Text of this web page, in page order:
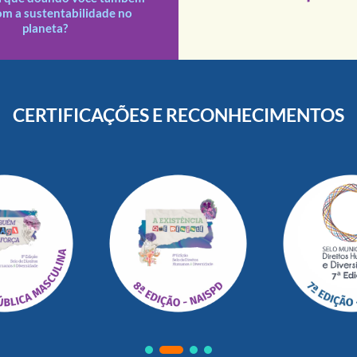
a sustentabilidade no
planeta?
doações recebidas são
CERTIFICAÇÕES E RECONHECIMENTOS